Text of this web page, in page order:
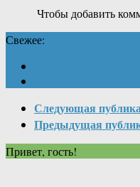
Чтобы добавить
Свежее:
Следующая
Предыдущая
Привет, гость!